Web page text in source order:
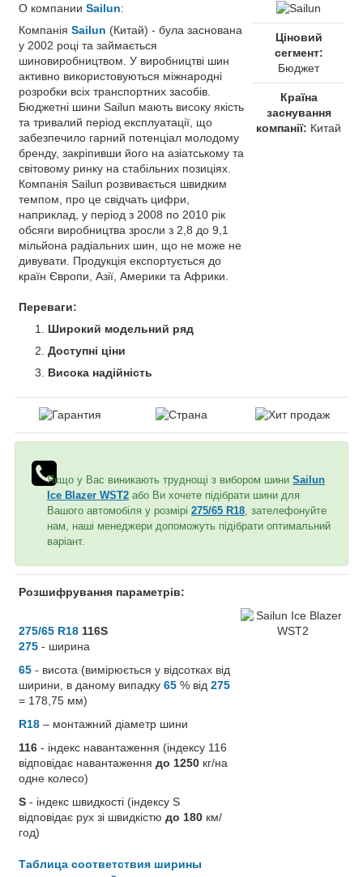
О компании Sailun:
Компанія Sailun (Китай) - була заснована
у 2002 році та займається
шиновиробництвом. У виробництві шин
активно використовуються міжнародні
розробки всіх транспортних засобів.
Бюджетні шини Sailun мають високу якість
та тривалий період експлуатації, що
забезпечило гарний потенціал молодому
бренду, закріпивши його на азіатському та
світовому ринку на стабільних позиціях.
Компанія Sailun розвивається швидким
темпом, про це свідчать цифри,
наприклад, у період з 2008 по 2010 рік
обсяги виробництва зросли з 2,8 до 9,1
мільйона радіальних шин, що не може не
дивувати. Продукція експортується до
країн Європи, Азії, Америки та Африки.
Переваги:
Широкий модельний ряд
Доступні ціни
Висока надійність
Ціновий
сегмент:
Бюджет
Країна
заснування
компанії: Китай
Якщо у Вас виникають труднощі з вибором шини Sailun
Ice Blazer WST2 або Ви хочете підібрати шини для
Вашого автомобіля у розмірі 275/65 R18 , зателефонуйте
нам, наші менеджери допоможуть підібрати оптимальний
варіант.
Розшифрування параметрів:
275/65 R18 116S
275 - ширина
65 - висота (вимірюється у відсотках від
ширини, в даному випадку 65 % від 275
= 178,75 мм)
R18 – монтажний діаметр шини
116 - індекс навантаження (індексу 116
відповідає навантаження до 1250 кг/на
одне колесо)
S - індекс швидкості (індексу S
відповідає рух зі швидкістю до 180 км/
год)
Таблица соответствия ширины